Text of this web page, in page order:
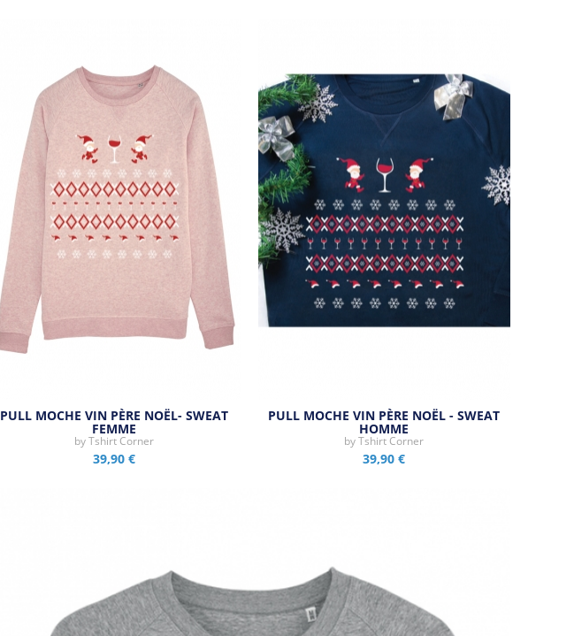
Aperçu rapide
PULL MOCHE VIN PÈRE NOËL- SWEAT
FEMME
byTshirt Corner
39,90 € Aperçu rapide
PULL MOCHE VIN PÈRE NOËL - SWEAT
HOMME
byTshirt Corner
39,90 €